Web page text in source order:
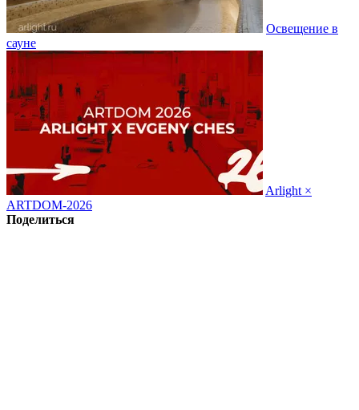
Освещение в
сауне
Arlight ×
ARTDOM-2026
Поделиться